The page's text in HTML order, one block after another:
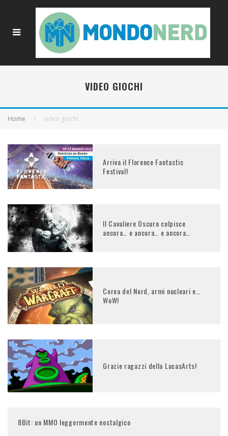
VIDEO GIOCHI
Home video giochi
Arriva il Florence Fantastic
Festival!
Il Cavaliere Oscuro colpisce
ancora… e ancora… e ancora…
Corea del Nord, armi nucleari e…
WoW!
Grazie ragazzi della LucasArts!
8Bit: un MMO leggermente nostalgico